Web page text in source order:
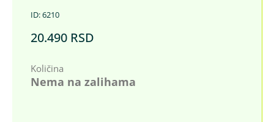
ID: 6210
20.490 RSD
Količina
Nema na zalihama